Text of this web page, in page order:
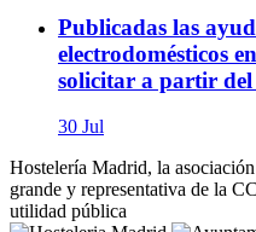
Publicadas las
electrodomésticos
solicitar a partir del
30 Jul
Hostelería Madrid, la
grande y representativa de la
utilidad pública